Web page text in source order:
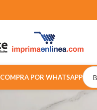
COMPRA POR WHATSAPP